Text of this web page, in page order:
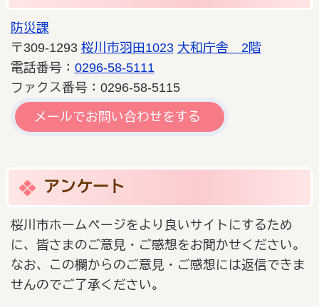
防災課
〒309-1293 桜川市羽田1023 大和庁舎 2階
電話番号： 0296-58-5111
ファクス番号：0296-58-5115
メールでお問い合わせをする
アンケート
桜川市ホームページをより良いサイトにするため
に、皆さまのご意見・ご感想をお聞かせください。
なお、この欄からのご意見・ご感想には返信できま
せんのでご了承ください。